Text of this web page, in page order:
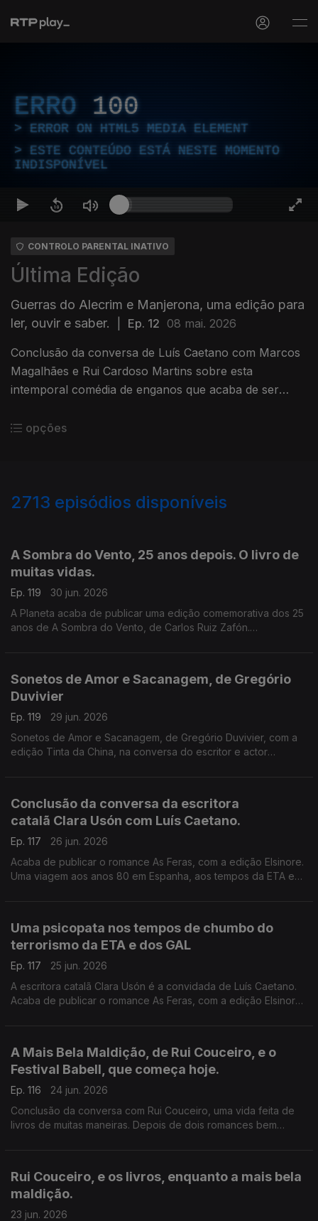
ERRO 100
ERROR ON HTML5 MEDIA ELEMENT
ESTE CONTEÚDO ESTÁ NESTE MOMENTO
INDISPONÍVEL
CONTROLO PARENTAL INATIVO
Última Edição
Guerras do Alecrim e Manjerona, uma edição para
ler, ouvir e saber.
Ep. 12 08 mai. 2026
Conclusão da conversa de Luís Caetano com Marcos
Magalhães e Rui Cardoso Martins sobre esta
intemporal comédia de enganos que acaba de ser
opções
2713 episódios disponíveis
A Sombra do Vento, 25 anos depois. O livro de
muitas vidas.
Ep. 119
30 jun. 2026
A Planeta acaba de publicar uma edição comemorativa dos 25
anos de A Sombra do Vento, de Carlos Ruiz Zafón.
Livros Esquecidos, no Salão Nobre da Biblioteca da Academia
das Ciências, em Lisboa.
Sonetos de Amor e Sacanagem, de Gregório
Duvivier
Ep. 119
29 jun. 2026
Sonetos de Amor e Sacanagem, de Gregório Duvivier, com a
edição Tinta da China, na conversa do escritor e actor
Conclusão da conversa da escritora
catalã Clara Usón com Luís Caetano.
Ep. 117
26 jun. 2026
Acaba de publicar o romance As Feras, com a edição Elsinore.
Uma viagem aos anos 80 em Espanha, aos tempos da ETA e
Uma psicopata nos tempos de chumbo do
terrorismo da ETA e dos GAL
Ep. 117
25 jun. 2026
A escritora catalã Clara Usón é a convidada de Luís Caetano.
Acaba de publicar o romance As Feras, com a edição Elsinore.
A Mais Bela Maldição, de Rui Couceiro, e o
Festival Babell, que começa hoje.
Ep. 116
24 jun. 2026
Conclusão da conversa com Rui Couceiro, uma vida feita de
livros de muitas maneiras. Depois de dois romances bem
país. Começa hoje, no Porto.
Rui Couceiro, e os livros, enquanto a mais bela
maldição.
23 jun. 2026